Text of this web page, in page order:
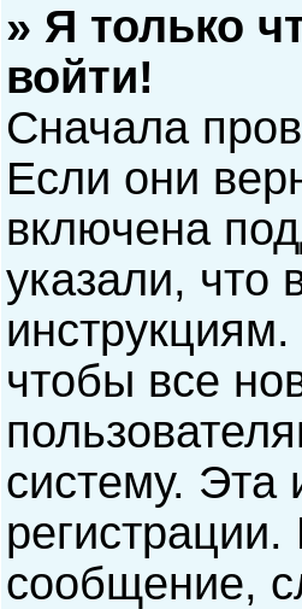
» Я только
войти!
Сначала
Если они
включена
указали, что
чтобы все
систему. Эта
сообщение,